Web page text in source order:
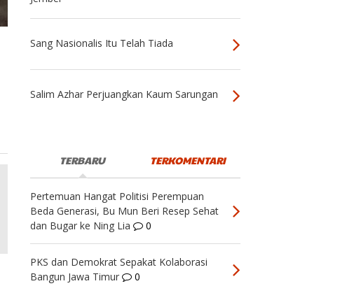
Sang Nasionalis Itu Telah Tiada
Salim Azhar Perjuangkan Kaum Sarungan
TERBARU TERKOMENTARI
Pertemuan Hangat Politisi Perempuan
Beda Generasi, Bu Mun Beri Resep Sehat
dan Bugar ke Ning Lia
0
PKS dan Demokrat Sepakat Kolaborasi
Bangun Jawa Timur
0